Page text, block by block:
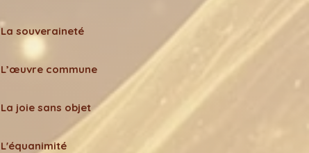
La souveraineté
L’œuvre commune
La joie sans objet
L'équanimité